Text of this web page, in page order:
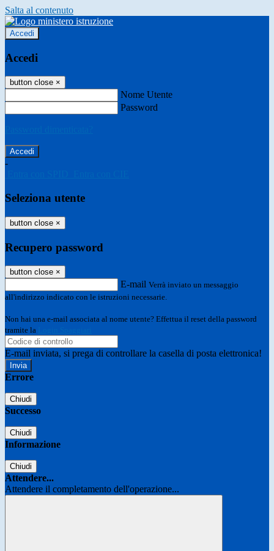
Salta al contenuto
Accedi
Accedi
button close ×
Nome Utente
Password
-
Seleziona utente
button close ×
Recupero password
button close ×
E-mail Verrà inviato un messaggio
all'indirizzo indicato con le istruzioni necessarie.
Non hai una e-mail associata al nome utente? Effettua il reset della password
tramite la
E-mail inviata, si prega di controllare la casella di posta elettronica!
Errore
Chiudi
Successo
Chiudi
Informazione
Chiudi
Attendere...
Attendere il completamento dell'operazione...